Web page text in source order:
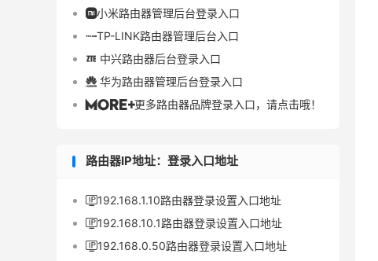
小米路由器管理后台登录入口
TP-LINK路由器管理后台入口
 中兴路由器后台登录入口
 华为路由器管理后台登录入口
更多路由器品牌登录入口，请点击哦！
路由器IP地址：登录入口地址
192.168.1.10路由器登录设置入口地址
192.168.10.1路由器登录设置入口地址
192.168.0.50路由器登录设置入口地址